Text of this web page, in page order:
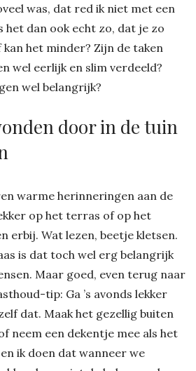
was, dat red ik niet met een
het dan ook echt zo, dat je zo
het minder? Zijn de taken
wel eerlijk en slim verdeeld?
wel belangrijk?
door in de tuin
warme herinneringen aan de
op het terras of op het
erbij. Wat lezen, beetje kletsen.
is dat toch wel erg belangrijk
Maar goed, even terug naar
tip: Ga ’s avonds lekker
dat. Maak het gezellig buiten
neem een dekentje mee als het
ik doen dat wanneer we